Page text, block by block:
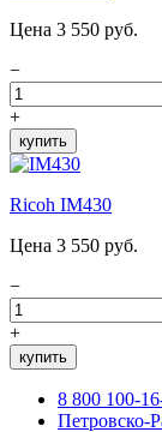
Цена 3 550 руб.
−
+
купить
Ricoh IM430
Цена 3 550 руб.
−
+
купить
8 800 100-
Петровско-